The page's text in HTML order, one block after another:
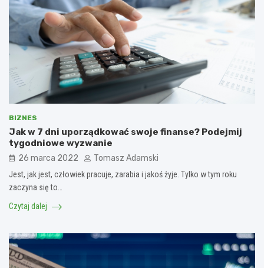
BIZNES
Jak w 7 dni uporządkować swoje finanse? Podejmij
tygodniowe wyzwanie
26 marca 2022 Tomasz Adamski
Jest, jak jest, człowiek pracuje, zarabia i jakoś żyje. Tylko w tym roku
zaczyna się to…
Czytaj dalej